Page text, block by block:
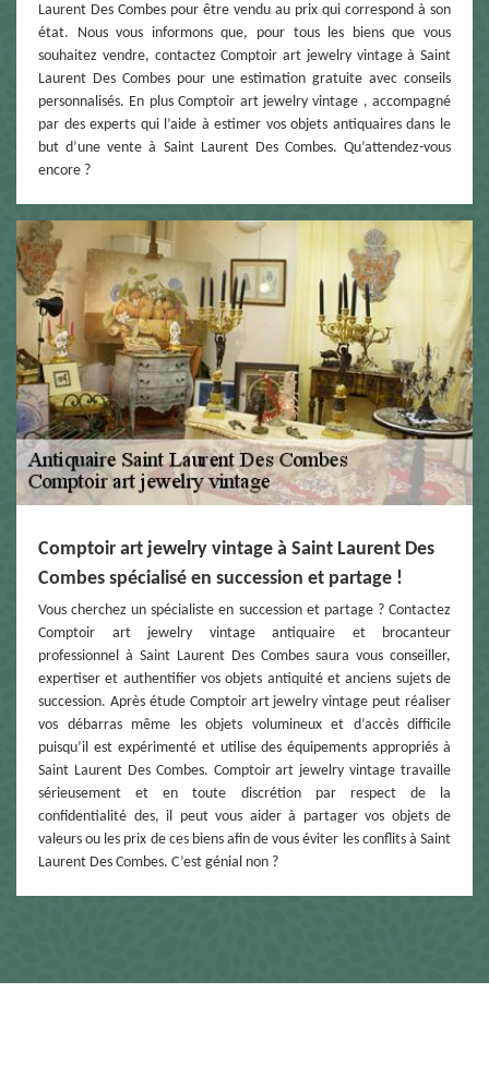
Laurent Des Combes pour être vendu au prix qui correspond à son
état. Nous vous informons que, pour tous les biens que vous
souhaitez vendre, contactez Comptoir art jewelry vintage à Saint
Laurent Des Combes pour une estimation gratuite avec conseils
personnalisés. En plus Comptoir art jewelry vintage , accompagné
par des experts qui l’aide à estimer vos objets antiquaires dans le
but d’une vente à Saint Laurent Des Combes. Qu’attendez-vous
encore ?
Comptoir art jewelry vintage à Saint Laurent Des
Combes spécialisé en succession et partage !
Vous cherchez un spécialiste en succession et partage ? Contactez
Comptoir art jewelry vintage antiquaire et brocanteur
professionnel à Saint Laurent Des Combes saura vous conseiller,
expertiser et authentifier vos objets antiquité et anciens sujets de
succession. Après étude Comptoir art jewelry vintage peut réaliser
vos débarras même les objets volumineux et d’accès difficile
puisqu’il est expérimenté et utilise des équipements appropriés à
Saint Laurent Des Combes. Comptoir art jewelry vintage travaille
sérieusement et en toute discrétion par respect de la
confidentialité des, il peut vous aider à partager vos objets de
valeurs ou les prix de ces biens afin de vous éviter les conflits à Saint
Laurent Des Combes. C’est génial non ?